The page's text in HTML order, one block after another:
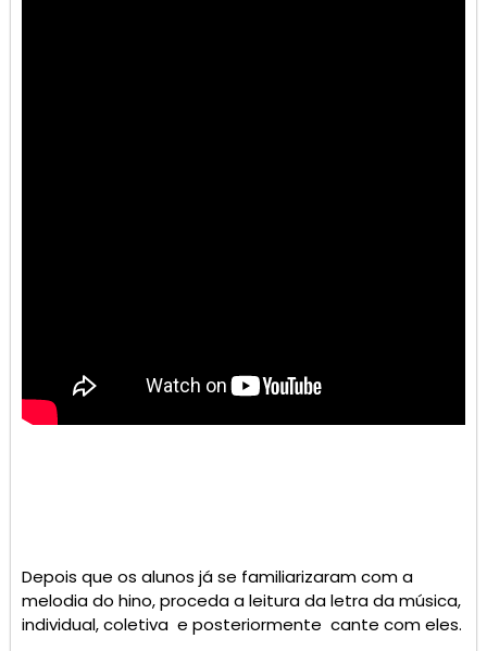
Depois que os alunos já se familiarizaram com a
melodia do hino, proceda a leitura da letra da música,
individual, coletiva e posteriormente cante com eles.